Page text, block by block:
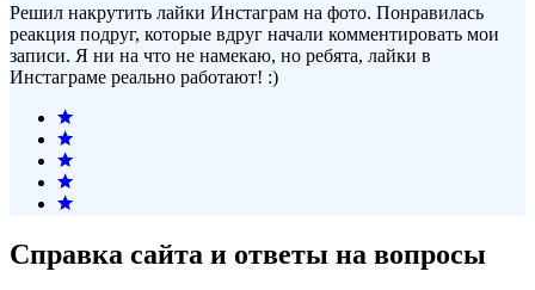
Решил накрутить лайки Инстаграм на фото. Понравилась
реакция подруг, которые вдруг начали комментировать мои
записи. Я ни на что не намекаю, но ребята, лайки в
Инстаграме реально работают! :)
Справка сайта и ответы на вопросы